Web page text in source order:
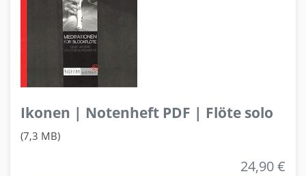
Ikonen | Notenheft PDF | Flöte solo
(7,3 MB)
24,90 €